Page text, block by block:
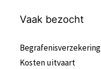
Vaak bezocht
Begrafenisverzekering
Kosten uitvaart